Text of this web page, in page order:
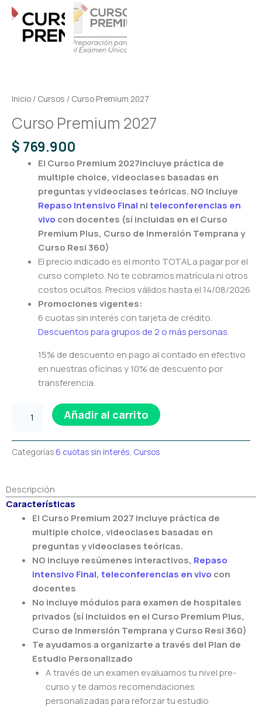
Inicio / Cursos / Curso Premium 2027
Curso Premium 2027
$ 769.900
El Curso Premium 2027incluye práctica de
multiple choice, videoclases basadas en
preguntas y videoclases teóricas. NO incluye
Repaso Intensivo Final niteleconferencias en
vivo con docentes (sí incluidas en el Curso
Premium Plus, Curso de Inmersión Temprana y
Curso Resi 360)
El precio indicado es el monto TOTAL a pagar por el
curso completo. No te cobramos matrícula ni otros
costos ocultos. Precios válidos hasta el 14/08/2026
Promociones vigentes:
6 cuotas sin interés con tarjeta de crédito.
Descuentos para grupos de 2 o más personas.
15% de descuento en pago al contado en efectivo
en nuestras oficinas y 10% de descuento por
transferencia.
Premium
2027
cantidad
Añadir al carrito
Categorías 6 cuotas sin interés Cursos
Descripción
Características
El Curso Premium 2027 incluye práctica de
multiple choice, videoclases basadas en
preguntas y videoclases teóricas.
NO incluye resúmenes interactivos, Repaso
Intensivo Final, teleconferencias en vivo con
docentes
No incluye módulos para examen de hospitales
privados (sí incluidos en el Curso Premium Plus,
Curso de Inmersión Temprana y Curso Resi 360)
Te ayudamos a organizarte a través del Plan de
Estudio Personalizado
A través de un examen evaluamos tu nivel pre-
curso y te damos recomendaciones
personalizadas para reforzar tu estudio